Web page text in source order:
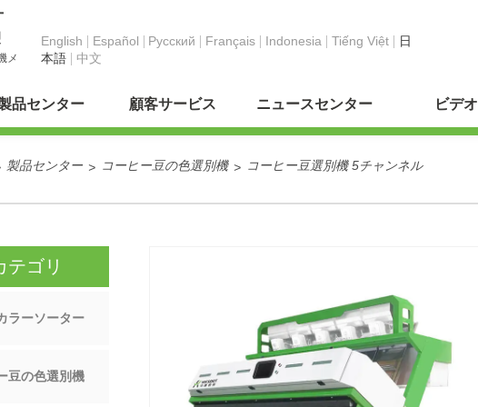
メ
English Español Pусский Français Indonesia Tiếng Việt
日
本語
中文
品センター 顧客サービス ニュースセンター ビデオ
製品センター > コーヒー豆の色選別機 > コーヒー豆選別機 5チャンネル
テゴリ
ラーソーター
豆の色選別機